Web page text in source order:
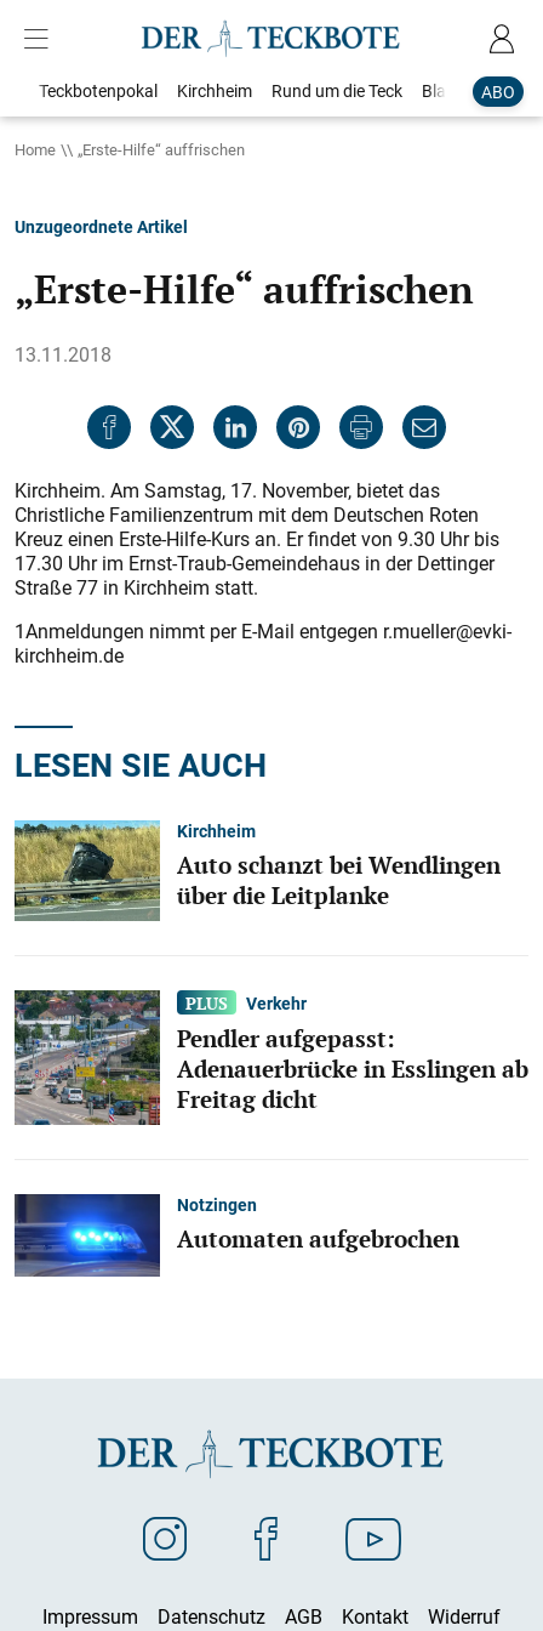
ABO
Teckbotenpokal Kirchheim Rund um die Teck Blaulicht
Home „Erste-Hilfe“ auffrischen
Unzugeordnete Artikel
„Erste-Hilfe“ auffrischen
13.11.2018
Kirchheim. Am Samstag, 17. November, bietet das
Christliche Familienzentrum mit dem Deutschen Roten
Kreuz einen Erste-Hilfe-Kurs an. Er findet von 9.30 Uhr bis
17.30 Uhr im Ernst-Traub-Gemeindehaus in der Dettinger
Straße 77 in Kirchheim statt.
1Anmeldungen nimmt per E-Mail entgegen r.mueller@evki-
kirchheim.de
LESEN SIE AUCH
Kirchheim
Auto schanzt bei Wendlingen
über die Leitplanke
Verkehr
Pendler aufgepasst:
Adenauerbrücke in Esslingen ab
Freitag dicht
Notzingen
Automaten aufgebrochen
Impressum Datenschutz AGB Kontakt Widerruf